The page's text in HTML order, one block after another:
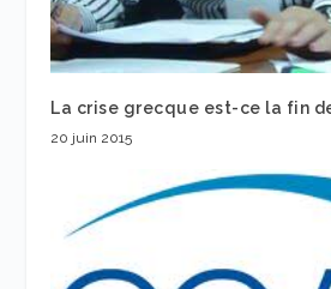
La crise grecque est-ce la fin
20 juin 2015